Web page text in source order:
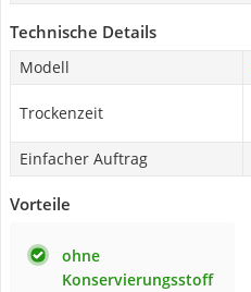
Technische Details
Modell
Trockenzeit
Einfacher Auftrag
Vorteile
ohne
Konservierungsstoff